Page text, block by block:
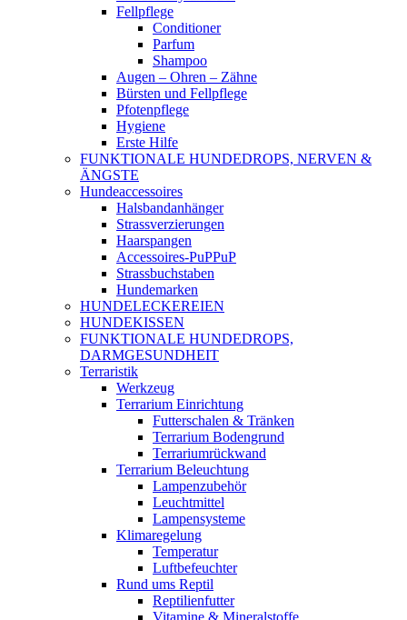
Fellpflege
Conditioner
Parfum
Shampoo
Augen – Ohren – Zähne
Bürsten und Fellpflege
Pfotenpflege
Hygiene
Erste Hilfe
FUNKTIONALE HUNDEDROPS, NERVEN &
ÄNGSTE
Hundeaccessoires
Halsbandanhänger
Strassverzierungen
Haarspangen
Accessoires-PuPPuP
Strassbuchstaben
Hundemarken
HUNDELECKEREIEN
HUNDEKISSEN
FUNKTIONALE HUNDEDROPS,
DARMGESUNDHEIT
Terraristik
Werkzeug
Terrarium Einrichtung
Futterschalen & Tränken
Terrarium Bodengrund
Terrariumrückwand
Terrarium Beleuchtung
Lampenzubehör
Leuchtmittel
Lampensysteme
Klimaregelung
Temperatur
Luftbefeuchter
Rund ums Reptil
Reptilienfutter
Vitamine & Mineralstoffe